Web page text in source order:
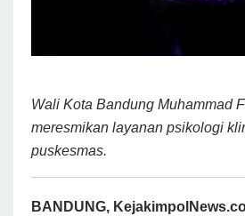
Wali Kota Bandung Muhammad
meresmikan layanan psikologi
puskesmas.
BANDUNG,